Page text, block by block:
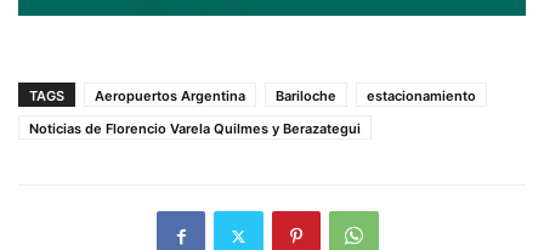
TAGS Aeropuertos Argentina Bariloche
estacionamiento
Noticias de Florencio Varela Quilmes y Berazategui